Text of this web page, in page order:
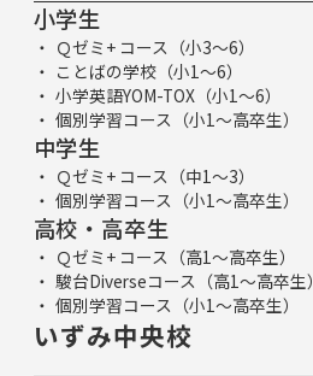
小学生
Ｑゼミ+ コース（小3～6）
ことばの学校（小1～6）
小学英語YOM-TOX（小1～6）
個別学習コース（小1～高卒生）
中学生
Ｑゼミ+ コース（中1～3）
個別学習コース（小1～高卒生）
高校・高卒生
Ｑゼミ+ コース（高1～高卒生）
駿台Diverseコース（高1～高卒生）
個別学習コース（小1～高卒生）
いずみ中央校